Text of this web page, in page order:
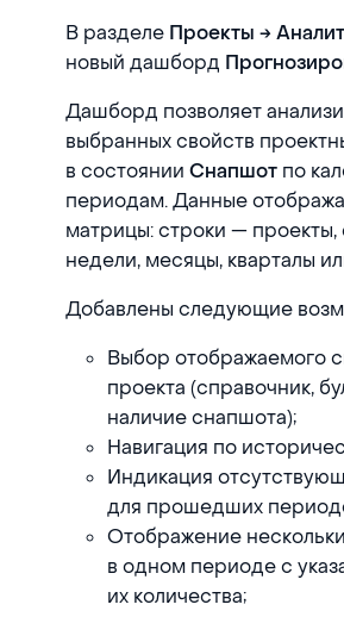
В разделе Проекты →
новый дашборд
Дашборд позволяет
выбранных свойств
в состоянииСнапшот по
периодам. Данные
матрицы: строки —
недели, месяцы, кварталы
Добавлены следующие
Выбор отображаемого
проекта (справочник,
наличие снапшота);
Навигация по
Индикация
для прошедших
Отображение
в одном периоде с
их количества;